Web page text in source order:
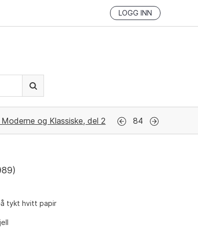
LOGG INN
og Klassiske, del 2 84
)
tykt hvitt papir